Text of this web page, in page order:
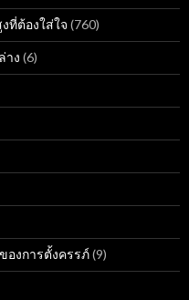
ที่ต้องใส่ใจ (760)
าง (6)
งการตั้งครรภ์(9)